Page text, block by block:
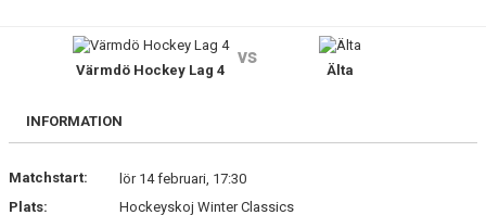
BILDGALLERI
KONTAKT
Värmdö Hockey Lag 4
vs
Älta
INFORMATION
Matchstart:
lör 14 februari, 17:30
Plats:
Hockeyskoj Winter Classics